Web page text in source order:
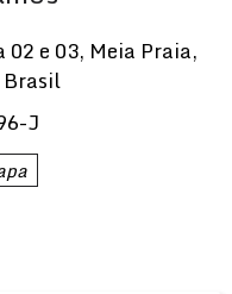
02 e 03, Meia Praia,
Brasil
J